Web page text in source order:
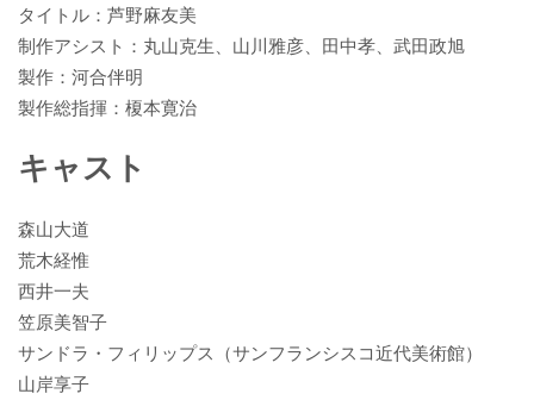
タイトル：芦野麻友美
制作アシスト：丸山克生、山川雅彦、田中孝、武田政旭
製作：河合伴明
製作総指揮：榎本寛治
キャスト
森山大道
荒木経惟
西井一夫
笠原美智子
サンドラ・フィリップス（サンフランシスコ近代美術館）
山岸享子